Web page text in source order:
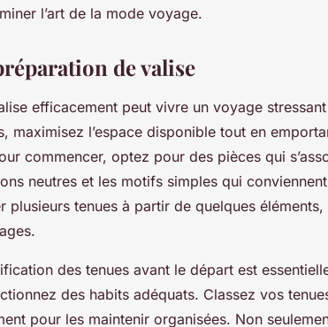
l’art de la mode voyage.
de valise
efficacement peut vivre un voyage
maximisez l’espace disponible tout en
commencer, optez pour des pièces qui
neutres et les motifs simples qui
plusieurs tenues à partir de quelques
des tenues avant le départ est
des habits adéquats. Classez vos
pour les maintenir organisées. Non